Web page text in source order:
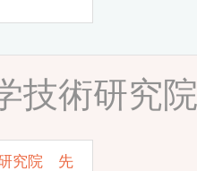
技術研究
究院 先